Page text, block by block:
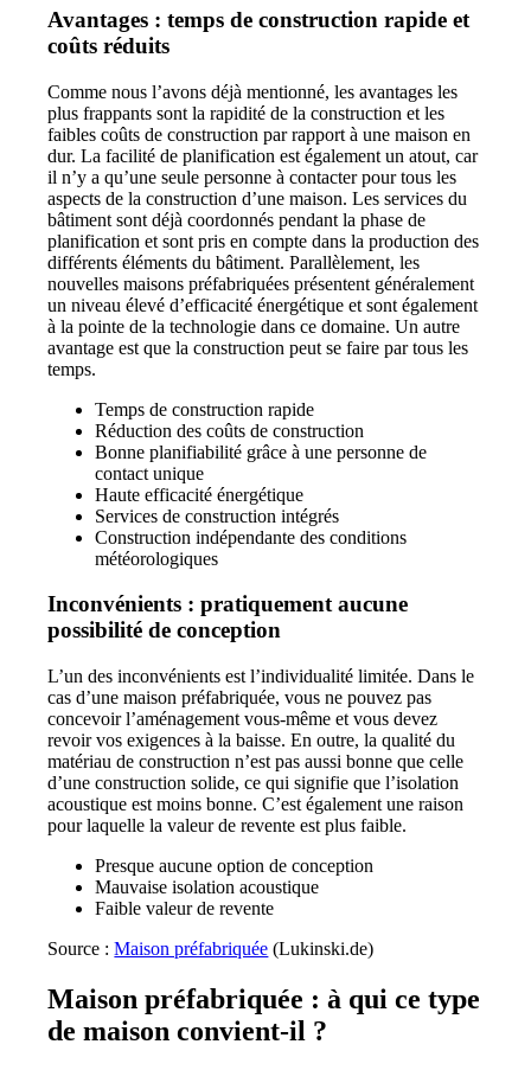
Avantages : temps de construction rapide et
coûts réduits
Comme nous l’avons déjà mentionné, les avantages les
plus frappants sont la rapidité de la construction et les
faibles coûts de construction par rapport à une maison en
dur. La facilité de planification est également un atout, car
il n’y a qu’une seule personne à contacter pour tous les
aspects de la construction d’une maison. Les services du
bâtiment sont déjà coordonnés pendant la phase de
planification et sont pris en compte dans la production des
différents éléments du bâtiment. Parallèlement, les
nouvelles maisons préfabriquées présentent généralement
un niveau élevé d’efficacité énergétique et sont également
à la pointe de la technologie dans ce domaine. Un autre
avantage est que la construction peut se faire par tous les
temps.
Temps de construction rapide
Réduction des coûts de construction
Bonne planifiabilité grâce à une personne de
contact unique
Haute efficacité énergétique
Services de construction intégrés
Construction indépendante des conditions
météorologiques
Inconvénients : pratiquement aucune
possibilité de conception
L’un des inconvénients est l’individualité limitée. Dans le
cas d’une maison préfabriquée, vous ne pouvez pas
concevoir l’aménagement vous-même et vous devez
revoir vos exigences à la baisse. En outre, la qualité du
matériau de construction n’est pas aussi bonne que celle
d’une construction solide, ce qui signifie que l’isolation
acoustique est moins bonne. C’est également une raison
pour laquelle la valeur de revente est plus faible.
Presque aucune option de conception
Mauvaise isolation acoustique
Faible valeur de revente
Source :Maison préfabriquée (Lukinski.de)
Maison préfabriquée : à qui ce type
de maison convient-il ?